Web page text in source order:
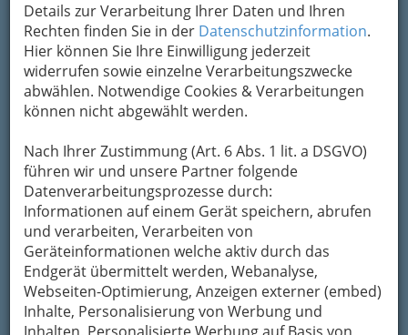
Details zur Verarbeitung Ihrer Daten und Ihren
Rechten finden Sie in der Datenschutzinformation.
Hier können Sie Ihre Einwilligung jederzeit
widerrufen sowie einzelne Verarbeitungszwecke
abwählen. Notwendige Cookies & Verarbeitungen
können nicht abgewählt werden.
Nach Ihrer Zustimmung (Art. 6 Abs. 1 lit. a DSGVO)
führen wir und unsere Partner folgende
Datenverarbeitungsprozesse durch:
Informationen auf einem Gerät speichern, abrufen
und verarbeiten, Verarbeiten von
Geräteinformationen welche aktiv durch das
Endgerät übermittelt werden, Webanalyse,
Webseiten-Optimierung, Anzeigen externer (embed)
Inhalte, Personalisierung von Werbung und
Es wird
nonstop fotografiert, von oben, von vorn, von
hinten von der Seite… rund um die Uhr sind
Kameras gegenwärtig und lichten unseren Alltag
ab. Verschiedenen Handykameras,
Smartphones, iPhones, Ipads und anderem
technologischen Spielzeug verdanken wir es,
dass zu jederzeit geklickt werden kann. Kein
Hoppala, kein Freudensprung, kein Lächeln,
keine Träne rollt ungeknipst die Wange hinunter
– aufgrund der technischen Möglichkeiten wird
jeder Augenblick in sensationeller Bildqualität